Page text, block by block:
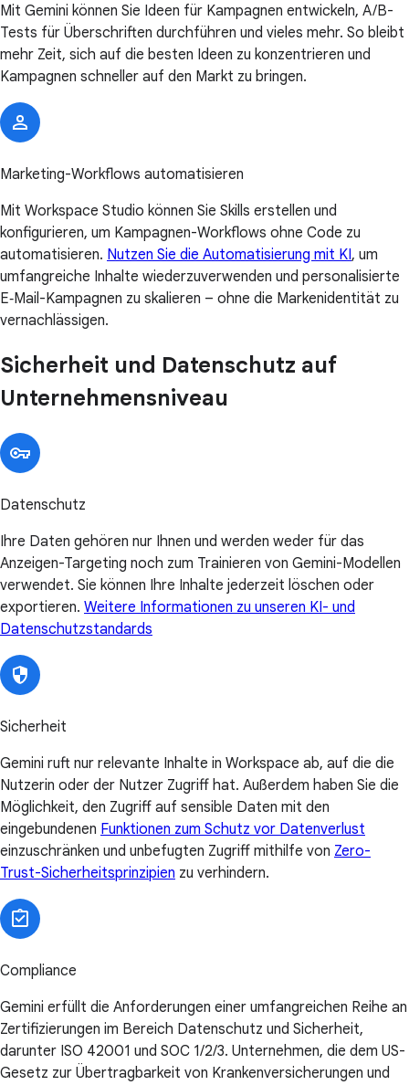
Mit Gemini können Sie Ideen für Kampagnen entwickeln, A/B-
Tests für Überschriften durchführen und vieles mehr. So bleibt
mehr Zeit, sich auf die besten Ideen zu konzentrieren und
Kampagnen schneller auf den Markt zu bringen.
Marketing-Workflows automatisieren
Mit Workspace Studio können Sie Skills erstellen und
konfigurieren, um Kampagnen-Workflows ohne Code zu
automatisieren. Nutzen Sie die Automatisierung mit KI, um
umfangreiche Inhalte wiederzuverwenden und personalisierte
E‑Mail-Kampagnen zu skalieren – ohne die Markenidentität zu
vernachlässigen.
Sicherheit und Datenschutz auf
Unternehmensniveau
Datenschutz
Ihre Daten gehören nur Ihnen und werden weder für das
Anzeigen-Targeting noch zum Trainieren von Gemini-Modellen
verwendet. Sie können Ihre Inhalte jederzeit löschen oder
exportieren. Weitere Informationen zu unseren KI- und
Datenschutzstandards
Sicherheit
Gemini ruft nur relevante Inhalte in Workspace ab, auf die die
Nutzerin oder der Nutzer Zugriff hat. Außerdem haben Sie die
Möglichkeit, den Zugriff auf sensible Daten mit den
eingebundenen Funktionen zum Schutz vor Datenverlust
einzuschränken und unbefugten Zugriff mithilfe von Zero-
Trust-Sicherheitsprinzipien zu verhindern.
Compliance
Gemini erfüllt die Anforderungen einer umfangreichen Reihe an
Zertifizierungen im Bereich Datenschutz und Sicherheit,
darunter ISO 42001 und SOC 1/2/3. Unternehmen, die dem US-
Gesetz zur Übertragbarkeit von Krankenversicherungen und